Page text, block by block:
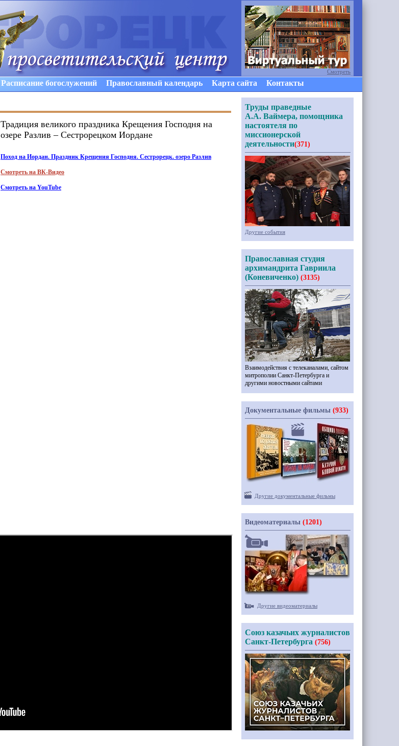
Расписание богослужений Православный календарь Карта сайта Контакты
Традиция великого праздника Крещения Господня на
озере Разлив – Сестрорецком Иордане
Поход на Иордан. Праздник Крещения Господня. Сестрорецк. озеро Разлив
Смотреть на ВК-Видео
Смотреть на YouTube
Смотреть
Труды праведные
А.А. Ваймера, помощника
настоятеля по
миссионерской
деятельности(371)
Другие события
Православная студия
архимандрита Гавриила
(Коневиченко) (3135)
Взаимодействия с телеканалами, сайтом
митрополии Санкт-Петербурга и
другими новостными сайтами
Документальные фильмы (933)
Другие документальные фильмы
Видеоматериалы (1201)
Другие видеоматериалы
Союз казачьих журналистов
Санкт-Петербурга (756)